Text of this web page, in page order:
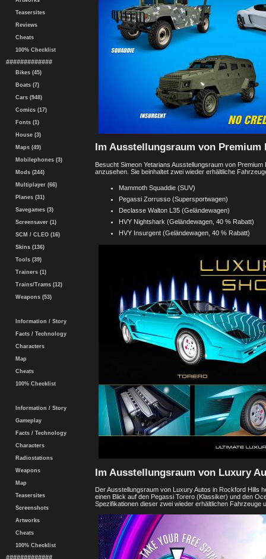
Teasersites
Reviews
Cheats
100% Checklist
#############
Bikes (45)
Boats (7)
Cars (948)
Comics (17)
Fonts (1)
House (3)
Maps (49)
Mobilephones (3)
Mods (244)
Multiplayer (66)
Planes (31)
Savegames (3)
Screensaver (1)
SCM / CLEO (16)
Skins (136)
Tools (39)
Trainers (1)
Trains/Trams (12)
Weapons (53)
Information / Story
Facts / Technology
Characters
Map
Cheats
100% Checklist
Information / Story
Gameplay
Facts / Technology
Characters
Radiostations
Weapons
Map
Teasersites
Screenshots
Artworks
Cheats
100% Checklist
#############
Im Ausstellungsraum von
Besucht Simeon Yetarians Ausstellungsraum von
anzusehen. Sie beinhaltet zwei wieder erhältliche
Mammoth Squaddie (SUV)
Pegassi Zorrusso (Supersportwagen)
Declasse Walton L35 (Geländewagen)
HVY Nightshark (Geländewagen, 40 % Rabatt)
HVY Insurgent (Geländewagen, 40 % Rabatt)
Im Ausstellungsraum von Luxury
Der Ausstellungsraum von Luxury Autos in Rockford Hills
einen Blick auf den Pegassi Torero (Klassiker) und den
Spezifikationen dieser zwei wieder erhältlichen